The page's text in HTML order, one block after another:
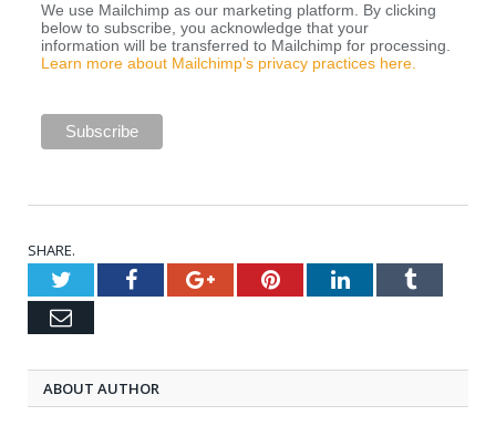
We use Mailchimp as our marketing platform. By clicking
below to subscribe, you acknowledge that your
information will be transferred to Mailchimp for processing.
Learn more about Mailchimp’s privacy practices here.
SHARE.
TwitterFacebookGoogle+PinterestLinkedInTumblr
Email
ABOUT AUTHOR